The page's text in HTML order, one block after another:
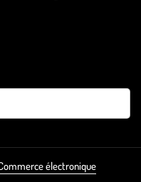
électronique